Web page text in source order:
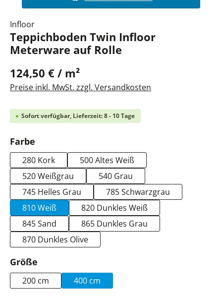
Infloor
Teppichboden Twin Infloor
Meterware auf Rolle
124,50 € / m²
Preise inkl. MwSt. zzgl. Versandkosten
Sofort verfügbar, Lieferzeit: 8 - 10 Tage
Farbe
280 Kork
500 Altes Weiß
520 Weißgrau
540 Grau
745 Helles Grau
785 Schwarzgrau
810 Weiß
820 Dunkles Weiß
845 Sand
865 Dunkles Grau
870 Dunkles Olive
Größe
200 cm 400 cm